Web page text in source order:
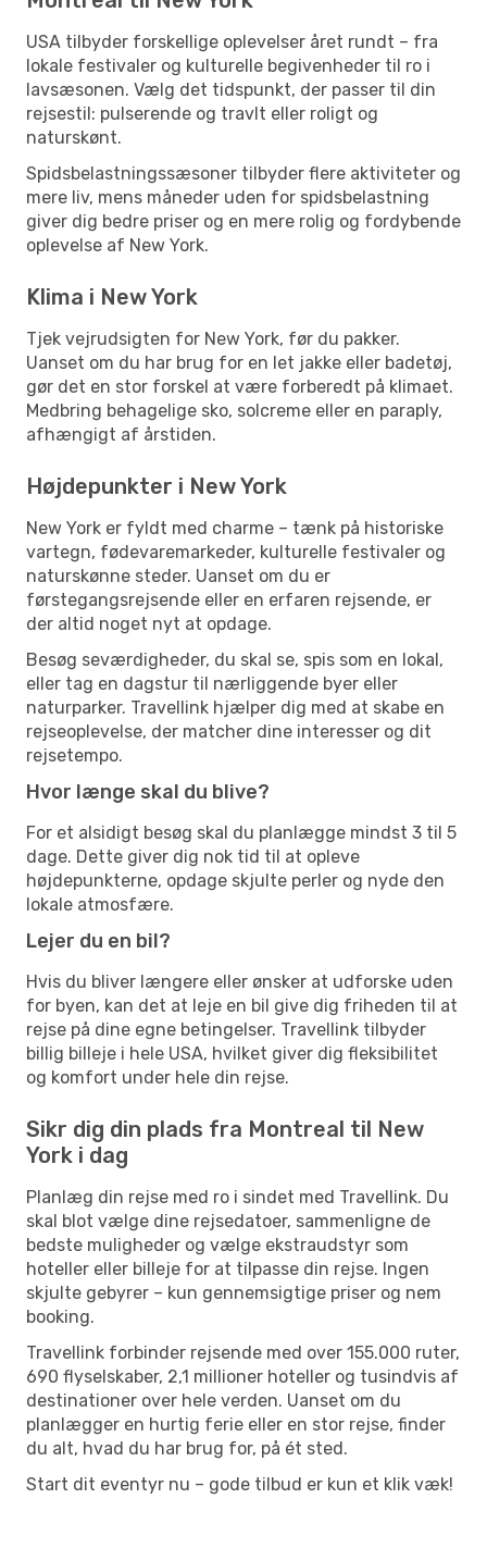
USA tilbyder forskellige oplevelser året rundt – fra
lokale festivaler og kulturelle begivenheder til ro i
lavsæsonen. Vælg det tidspunkt, der passer til din
rejsestil: pulserende og travlt eller roligt og
naturskønt.
Spidsbelastningssæsoner tilbyder flere aktiviteter og
mere liv, mens måneder uden for spidsbelastning
giver dig bedre priser og en mere rolig og fordybende
oplevelse af New York.
Klima i New York
Tjek vejrudsigten for New York, før du pakker.
Uanset om du har brug for en let jakke eller badetøj,
gør det en stor forskel at være forberedt på klimaet.
Medbring behagelige sko, solcreme eller en paraply,
afhængigt af årstiden.
Højdepunkter i New York
New York er fyldt med charme – tænk på historiske
vartegn, fødevaremarkeder, kulturelle festivaler og
naturskønne steder. Uanset om du er
førstegangsrejsende eller en erfaren rejsende, er
der altid noget nyt at opdage.
Besøg seværdigheder, du skal se, spis som en lokal,
eller tag en dagstur til nærliggende byer eller
naturparker. Travellink hjælper dig med at skabe en
rejseoplevelse, der matcher dine interesser og dit
rejsetempo.
Hvor længe skal du blive?
For et alsidigt besøg skal du planlægge mindst 3 til 5
dage. Dette giver dig nok tid til at opleve
højdepunkterne, opdage skjulte perler og nyde den
lokale atmosfære.
Lejer du en bil?
Hvis du bliver længere eller ønsker at udforske uden
for byen, kan det at leje en bil give dig friheden til at
rejse på dine egne betingelser. Travellink tilbyder
billig billeje i hele USA, hvilket giver dig fleksibilitet
og komfort under hele din rejse.
Sikr dig din plads fra Montreal til New
York i dag
Planlæg din rejse med ro i sindet med Travellink. Du
skal blot vælge dine rejsedatoer, sammenligne de
bedste muligheder og vælge ekstraudstyr som
hoteller eller billeje for at tilpasse din rejse. Ingen
skjulte gebyrer – kun gennemsigtige priser og nem
booking.
Travellink forbinder rejsende med over 155.000 ruter,
690 flyselskaber, 2,1 millioner hoteller og tusindvis af
destinationer over hele verden. Uanset om du
planlægger en hurtig ferie eller en stor rejse, finder
du alt, hvad du har brug for, på ét sted.
Start dit eventyr nu – gode tilbud er kun et klik væk!